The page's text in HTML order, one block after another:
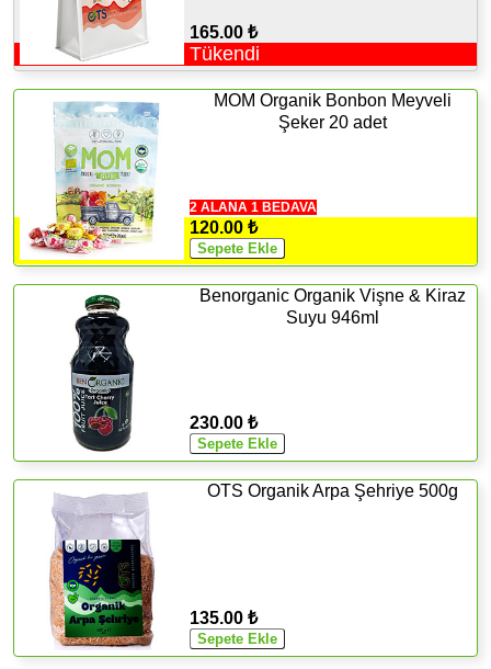
165.00 ₺
Tükendi
MOM Organik Bonbon Meyveli
Şeker 20 adet
2 ALANA 1 BEDAVA
120.00 ₺
Benorganic Organik Vişne & Kiraz
Suyu 946ml
230.00 ₺
OTS Organik Arpa Şehriye 500g
135.00 ₺